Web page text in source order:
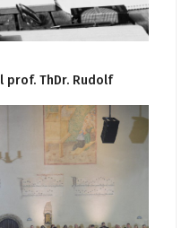
prof. ThDr. Rudolf